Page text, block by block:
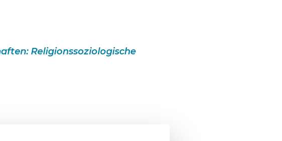
Religionssoziologische